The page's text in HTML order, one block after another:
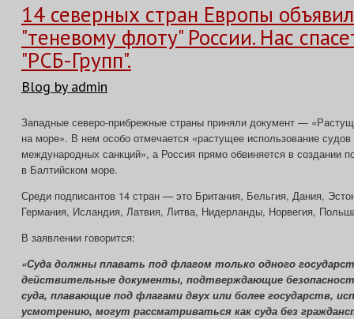
14 северных стран Европы
"теневому флоту" России. Нас
"РСБ-Групп".
Blog by admin
Западные северо-прибрежные страны приняли документ —
на море». В нем особо отмечается «растущее использование
международных санкций», а Россия прямо обвиняется в создании
в Балтийском море.
Среди подписантов 14 стран — это Британия, Бельгия, Дания,
Германия, Исландия, Латвия, Литва, Нидерланды, Норвегия,
В заявлении говорится:
«Суда должны плавать под флагом только одного
действительные документы, подтверждающие
суда, плавающие под флагами двух или более государств,
усмотрению, могут рассматриваться как суда без